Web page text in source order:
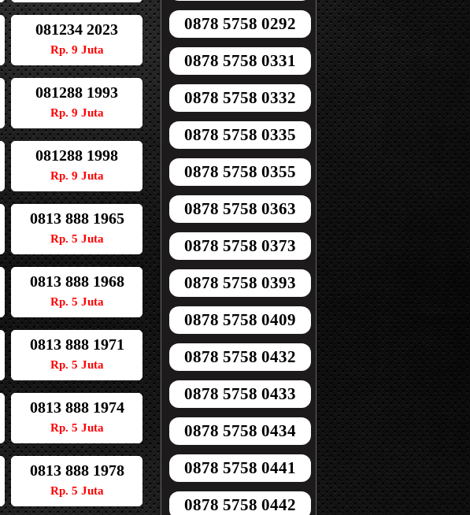
081234 2023
Rp. 9 Juta
081288 1993
Rp. 9 Juta
081288 1998
Rp. 9 Juta
0813 888 1965
Rp. 5 Juta
0813 888 1968
Rp. 5 Juta
0813 888 1971
Rp. 5 Juta
0813 888 1974
Rp. 5 Juta
0813 888 1978
Rp. 5 Juta
0878 5758 0292
0878 5758 0331
0878 5758 0332
0878 5758 0335
0878 5758 0355
0878 5758 0363
0878 5758 0373
0878 5758 0393
0878 5758 0409
0878 5758 0432
0878 5758 0433
0878 5758 0434
0878 5758 0441
0878 5758 0442